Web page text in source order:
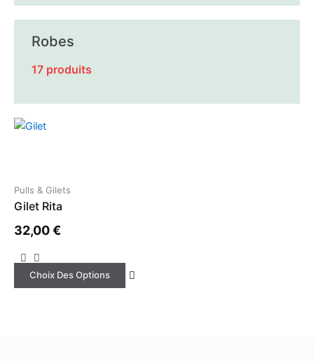
Robes
17 produits
Pulls & Gilets
Gilet Rita
32,00€
Choix Des Options
Ce
produit